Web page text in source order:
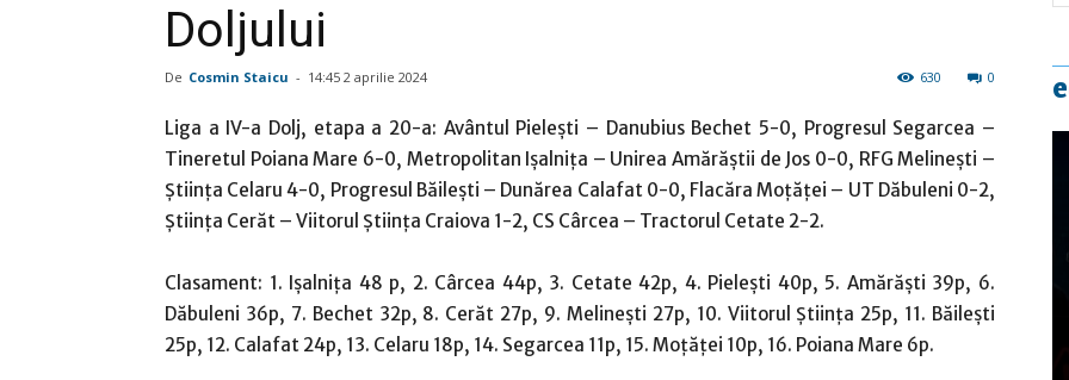
Doljului
De Cosmin Staicu - 14:45 2 aprilie 2024 0
630
Liga a IV-a Dolj, etapa a 20-a: Avântul Pieleşti – Danubius Bechet 5-0, Progresul Segarcea –
Tineretul Poiana Mare 6-0, Metropolitan Işalniţa – Unirea Amărăştii de Jos 0-0, RFG Melineşti –
Ştiinţa Celaru 4-0, Progresul Băileşti – Dunărea Calafat 0-0, Flacăra Moţăţei – UT Dăbuleni 0-2,
Ştiinţa Cerăt – Viitorul Ştiinţa Craiova 1-2, CS Cârcea – Tractorul Cetate 2-2.
Clasament: 1. Işalniţa 48 p, 2. Cârcea 44p, 3. Cetate 42p, 4. Pieleşti 40p, 5. Amărăşti 39p, 6.
Dăbuleni 36p, 7. Bechet 32p, 8. Cerăt 27p, 9. Melineşti 27p, 10. Viitorul Ştiinţa 25p, 11. Băileşti
25p, 12. Calafat 24p, 13. Celaru 18p, 14. Segarcea 11p, 15. Moţăţei 10p, 16. Poiana Mare 6p.